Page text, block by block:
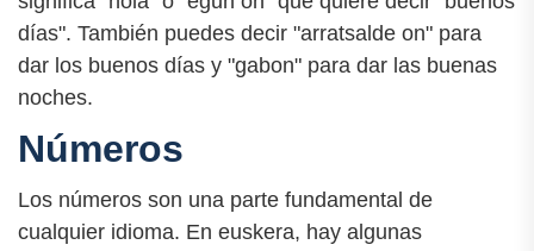
días". También puedes decir "arratsalde on" para
dar los buenos días y "gabon" para dar las buenas
noches.
Números
Los números son una parte fundamental de
cualquier idioma. En euskera, hay algunas